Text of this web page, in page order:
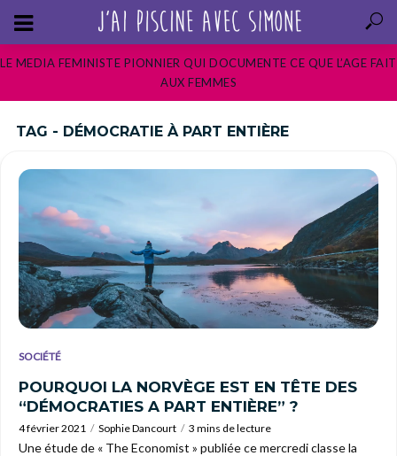
LE MEDIA FEMINISTE PIONNIER QUI DOCUMENTE CE QUE L’AGE FAIT
AUX FEMMES
TAG - DÉMOCRATIE À PART ENTIÈRE
SOCIÉTÉ
POURQUOI LA NORVÈGE EST EN TÊTE DES
“DÉMOCRATIES A PART ENTIÈRE” ?
4 février 2021 Sophie Dancourt 3 mins de lecture
Une étude de « The Economist » publiée ce mercredi classe la